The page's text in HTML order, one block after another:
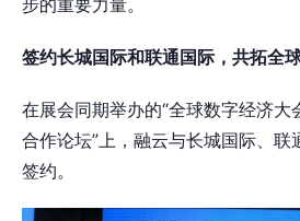
步的重要力量。
签约长城国际和联通国际，共拓全
在展会同期举办的“全球数字经济
合作论坛”上，融云与长城国际、
签约。